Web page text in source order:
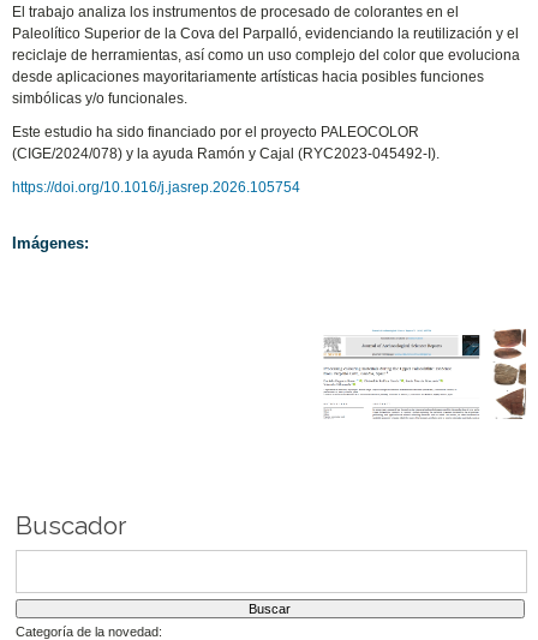
El trabajo analiza los instrumentos de procesado de colorantes en el
Paleolítico Superior de la Cova del Parpalló, evidenciando la reutilización y el
reciclaje de herramientas, así como un uso complejo del color que evoluciona
desde aplicaciones mayoritariamente artísticas hacia posibles funciones
simbólicas y/o funcionales.
Este estudio ha sido financiado por el proyecto PALEOCOLOR
(CIGE/2024/078) y la ayuda Ramón y Cajal (RYC2023-045492-I).
https://doi.org/10.1016/j.jasrep.2026.105754
Imágenes:
Buscador
Categoría de la novedad: